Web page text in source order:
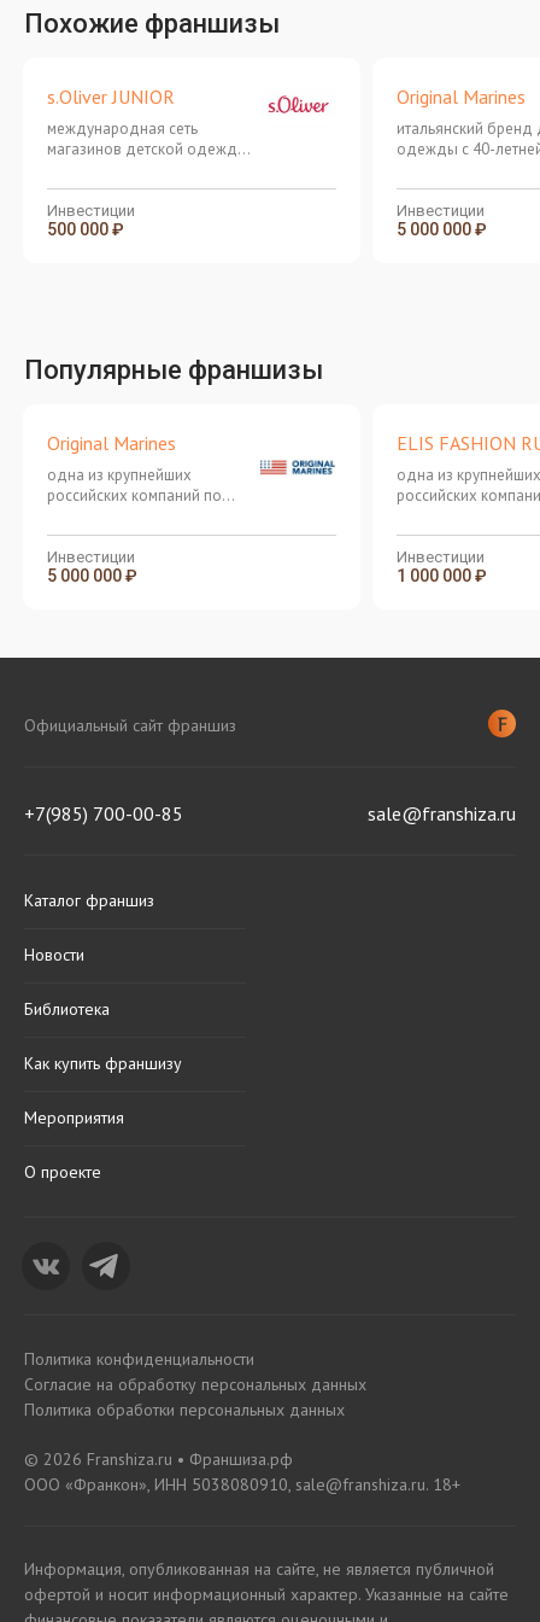
Похожие франшизы
s.Oliver JUNIOR
международная сеть
магазинов детской одежды
Инвестиции
500 000 ₽
Original Marines
итальянский бренд
одежды с 40-
Инвестиции
5 000 000 ₽
Популярные франшизы
Original Marines
одна из крупнейших
российских компаний по
женской и мужской одежды
известных марок
Инвестиции
5 000 000 ₽
ELIS FASHION
одна из крупнейших
российских
женской и
известных марок
Инвестиции
1 000 000 ₽
Официальный сайт франшиз
+7(985) 700-00-85 sale@franshiza.ru
Каталог франшиз
Новости
Библиотека
Как купить франшизу
Мероприятия
О проекте
Политика конфиденциальности
Согласие на обработку персональных данных
Политика обработки персональных данных
© 2026 Franshiza.ru • Франшиза.рф
ООО «Франкон», ИНН 5038080910, sale@franshiza.ru. 18+
Информация, опубликованная на сайте, не является публичной
офертой и носит информационный характер. Указанные на сайте